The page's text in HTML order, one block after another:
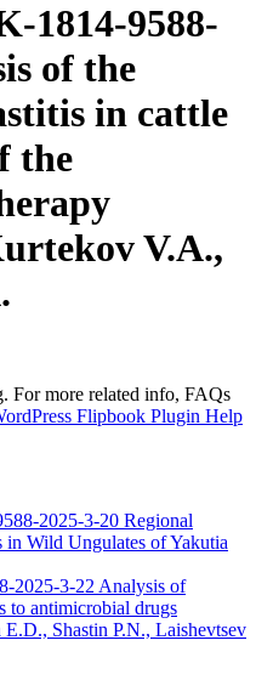
1814-9588-
of the
in cattle
the
V.A.,
For more related info, FAQs
Flipbook Plugin Help
2025-3-20 Regional
in Wild Ungulates of Yakutia
2025-3-22 Analysis of
to antimicrobial drugs
Shastin P.N., Laishevtsev